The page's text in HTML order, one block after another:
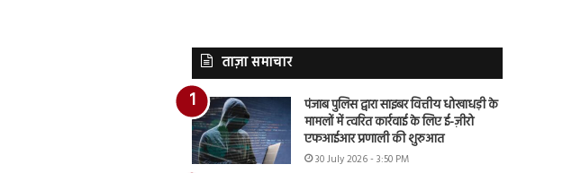
ताज़ा समाचार
पंजाब पुलिस द्वारा साइबर वित्तीय धोखाधड़ी के
मामलों में त्वरित कार्रवाई के लिए ई-ज़ीरो
एफआईआर प्रणाली की शुरुआत
30 July 2026 - 3:50 PM